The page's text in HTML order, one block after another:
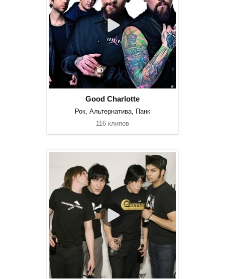
Good Charlotte
Рок, Альтернатива, Панк
116 клипов